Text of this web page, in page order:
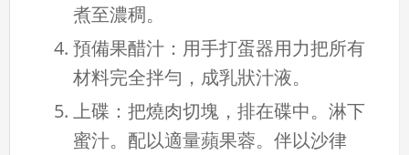
煮至濃稠。
預備果醋汁：用手打蛋器用力把所有
材料完全拌勻，成乳狀汁液。
上碟：把燒肉切塊，排在碟中。淋下
蜜汁。配以適量蘋果蓉。伴以沙律